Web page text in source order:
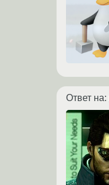
Ответ на: